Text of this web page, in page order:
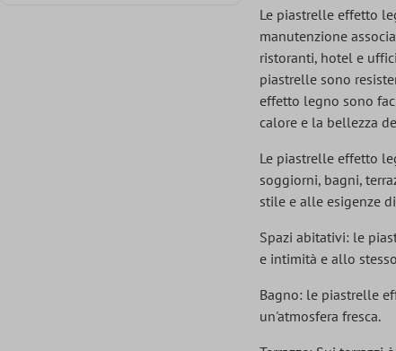
Le piastrelle effetto
manutenzione
ristoranti, hotel e
piastrelle sono
effetto legno sono
calore e la bellezza
Le piastrelle effetto
soggiorni, bagni,
stile e alle esigenze
Spazi abitativi: le
e intimità e allo
Bagno: le piastrelle
un'atmosfera fresca.